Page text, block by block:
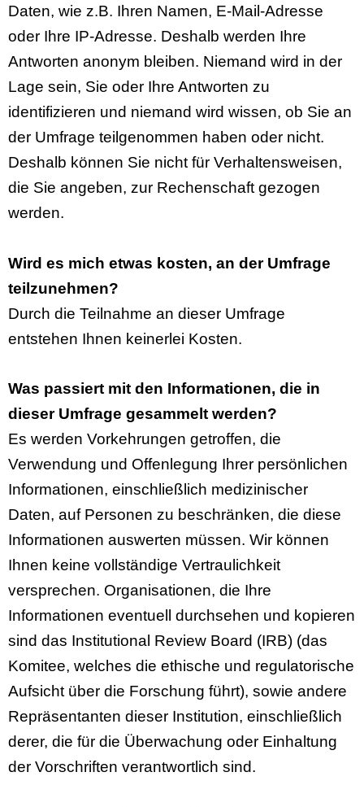
Daten, wie z.B. Ihren Namen, E-Mail-Adresse
oder Ihre IP-Adresse. Deshalb werden Ihre
Antworten anonym bleiben. Niemand wird in der
Lage sein, Sie oder Ihre Antworten zu
identifizieren und niemand wird wissen, ob Sie an
der Umfrage teilgenommen haben oder nicht.
Deshalb können Sie nicht für Verhaltensweisen,
die Sie angeben, zur Rechenschaft gezogen
werden.
Wird es mich etwas kosten, an der Umfrage
teilzunehmen?
Durch die Teilnahme an dieser Umfrage
entstehen Ihnen keinerlei Kosten.
Was passiert mit den Informationen, die in
dieser Umfrage gesammelt werden?
Es werden Vorkehrungen getroffen, die
Verwendung und Offenlegung Ihrer persönlichen
Informationen, einschließlich medizinischer
Daten, auf Personen zu beschränken, die diese
Informationen auswerten müssen. Wir können
Ihnen keine vollständige Vertraulichkeit
versprechen. Organisationen, die Ihre
Informationen eventuell durchsehen und kopieren
sind das Institutional Review Board (IRB) (das
Komitee, welches die ethische und regulatorische
Aufsicht über die Forschung führt), sowie andere
Repräsentanten dieser Institution, einschließlich
derer, die für die Überwachung oder Einhaltung
der Vorschriften verantwortlich sind.